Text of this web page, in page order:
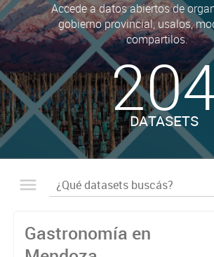
Accede a datos abiertos de
gobierno provincial, usalos,
compartilos.
DATASETS
Gastronomía en